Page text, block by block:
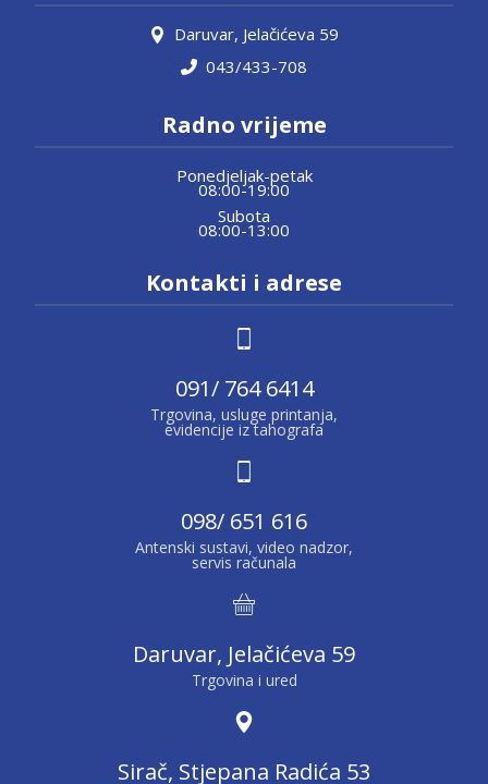
Daruvar, Jelačićeva 59
043/433-708
Radno vrijeme
Ponedjeljak-petak
08:00-19:00
Subota
08:00-13:00
Kontakti i adrese
091/ 764 6414
Trgovina, usluge printanja,
evidencije iz tahografa
098/ 651 616
Antenski sustavi, video nadzor,
servis računala
Daruvar, Jelačićeva 59
Trgovina i ured
Sirač, Stjepana Radića 53